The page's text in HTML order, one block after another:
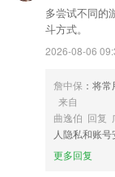
6,bbe学英语最新版
语口语秀青少版app
北京pc蛋蛋评
1.德语入门单词:,句
及单词涵义。
2.热门好听的儿歌故
不同年龄段收听的内
3.智能帮你在线搜索
多尝试不同的
斗方式。
2026-08-06
詹中保 ：将
来自
曲逸伯 回复
人隐私和账号
更多回复